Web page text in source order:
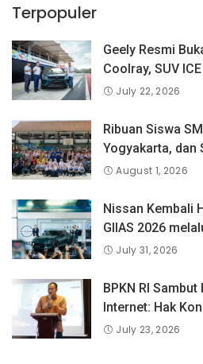
Terpopuler
Geely Resmi
Coolray, SUV
Indonesia yang
July 22, 2026
Ribuan Siswa
Yogyakarta, dan
Langsung
Nation 2026.
August 1, 2026
Nissan Kembali
GIIAS 2026
Fairlady Z di
July 31, 2026
BPKN RI
Internet: Hak
Hangus Sepihak
July 23, 2026